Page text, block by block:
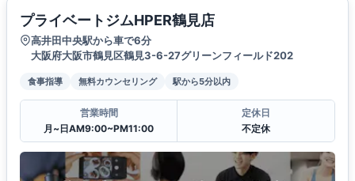
プライベートジムHPER鶴見店
高井田中央駅から車で6分
大阪府大阪市鶴見区鶴見3-6-27グリーンフィールド202
食事指導 無料カウンセリング 駅から5分以内
営業時間
月~日AM9:00~PM11:00
定休日
不定休